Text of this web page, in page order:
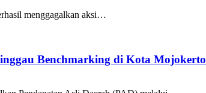
menggagalkan aksi…
Benchmarking di Kota Mojokerto